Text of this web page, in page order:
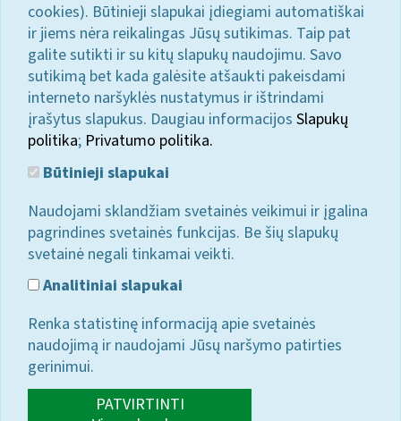
cookies). Būtinieji slapukai įdiegiami automatiškai
ir jiems nėra reikalingas Jūsų sutikimas. Taip pat
galite sutikti ir su kitų slapukų naudojimu. Savo
sutikimą bet kada galėsite atšaukti pakeisdami
interneto naršyklės nustatymus ir ištrindami
įrašytus slapukus. Daugiau informacijos Slapukų
politika; Privatumo politika.
Būtinieji slapukai
Naudojami sklandžiam svetainės veikimui ir įgalina
pagrindines svetainės funkcijas. Be šių slapukų
svetainė negali tinkamai veikti.
Analitiniai slapukai
Renka statistinę informaciją apie svetainės
naudojimą ir naudojami Jūsų naršymo patirties
gerinimui.
PATVIRTINTI